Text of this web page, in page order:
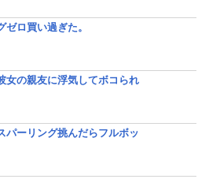
ゼロ買い過ぎた。
女の親友に浮気してボコられ
パーリング挑んだらフルボッ